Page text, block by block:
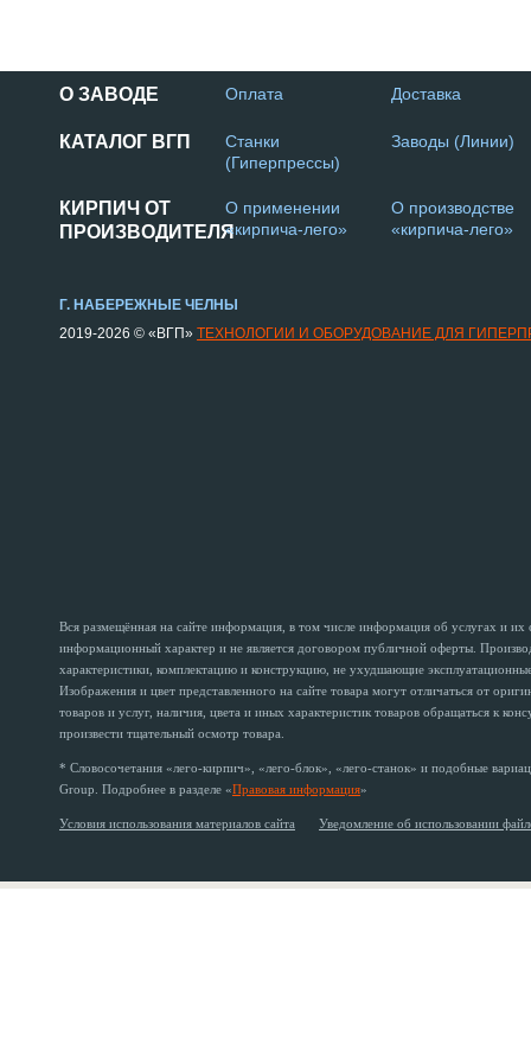
О ЗАВОДЕ Оплата Доставка
КАТАЛОГ ВГП
Станки
(Гиперпрессы)
Заводы (Линии)
КИРПИЧ ОТ
ПРОИЗВОДИТЕЛЯ
О применении
«кирпича-лего»
О производстве
«кирпича-лего»
Г. НАБЕРЕЖНЫЕ ЧЕЛНЫ
2019-2026 © «ВГП» ТЕХНОЛОГИИ И ОБОРУДОВАНИЕ ДЛЯ
Вся размещённая на сайте информация, в том числе информация об услугах и
информационный характер и не является договором публичной оферты.
характеристики, комплектацию и конструкцию, не ухудшающие
Изображения и цвет представленного на сайте товара могут отличаться от
товаров и услуг, наличия, цвета и иных характеристик товаров обращаться к
произвести тщательный осмотр товара.
* Словосочетания «лего-кирпич», «лего-блок», «лего-станок» и подобные
Group. Подробнее в разделе «Правовая информация»
Условия использования материалов сайта Уведомление об использовании